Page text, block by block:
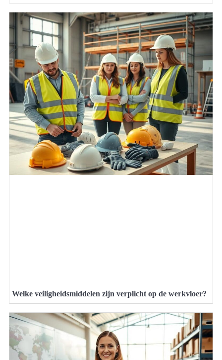
Welke veiligheidsmiddelen zijn verplicht op de werkvloer?